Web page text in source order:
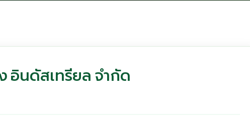
อินดัสเทรียล จำกัด